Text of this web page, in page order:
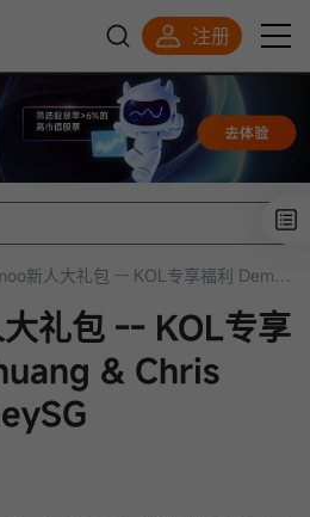
注册
Moomoo新人大礼包 -- KOL专享福利 Demi Zhuang & Chris @HoneyMoneySG
礼包 -- KOL专享
& Chris